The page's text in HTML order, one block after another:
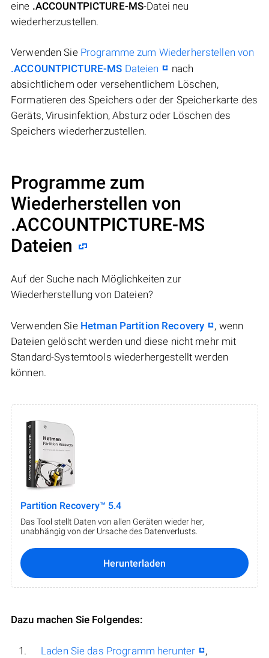
eine .ACCOUNTPICTURE-MS-Datei neu
wiederherzustellen.
Verwenden Sie Programme zum Wiederherstellen von
.ACCOUNTPICTURE-MS Dateien
nach
absichtlichem oder versehentlichem Löschen,
Formatieren des Speichers oder der Speicherkarte des
Geräts, Virusinfektion, Absturz oder Löschen des
Speichers wiederherzustellen.
Programme zum
Wiederherstellen von
.ACCOUNTPICTURE-MS
Dateien
Auf der Suche nach Möglichkeiten zur
Wiederherstellung von Dateien?
Verwenden Sie Hetman Partition Recovery
, wenn
Dateien gelöscht werden und diese nicht mehr mit
Standard-Systemtools wiederhergestellt werden
können.
Partition Recovery™ 5.4
Das Tool stellt Daten von allen Geräten wieder her,
unabhängig von der Ursache des Datenverlusts.
Herunterladen
Dazu machen Sie Folgendes:
Laden Sie das Programm herunter
,